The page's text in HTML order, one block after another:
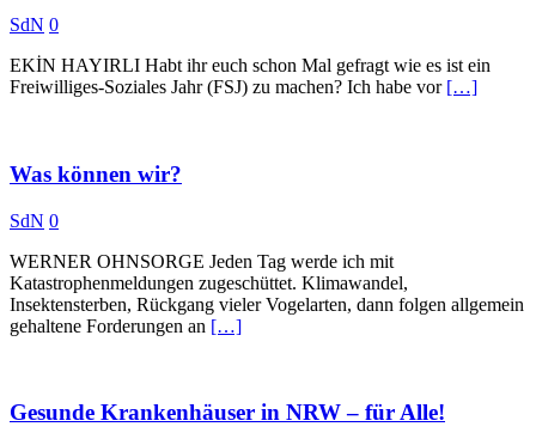
SdN 0
EKİN HAYIRLI Habt ihr euch schon Mal gefragt wie es ist ein
Freiwilliges-Soziales Jahr (FSJ) zu machen? Ich habe vor […]
Was können wir?
SdN 0
WERNER OHNSORGE Jeden Tag werde ich mit
Katastrophenmeldungen zugeschüttet. Klimawandel,
Insektensterben, Rückgang vieler Vogelarten, dann folgen allgemein
gehaltene Forderungen an […]
Gesunde Krankenhäuser in NRW – für Alle!